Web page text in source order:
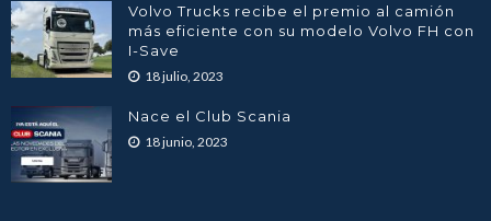
Volvo Trucks recibe el premio al camión
más eficiente con su modelo Volvo FH con
I-Save
18 julio, 2023
Nace el Club Scania
18 junio, 2023